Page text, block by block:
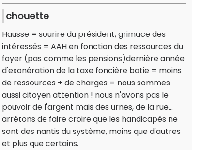
chouette
Hausse = sourire du président, grimace des
intéressés = AAH en fonction des ressources du
foyer (pas comme les pensions)dernière année
d'exonération de la taxe foncière batie = moins
de ressources + de charges = nous sommes
aussi citoyen attention ! nous n'avons pas le
pouvoir de l'argent mais des urnes, de la rue...
arrêtons de faire croire que les handicapés ne
sont des nantis du système, moins que d'autres
et plus que certains.